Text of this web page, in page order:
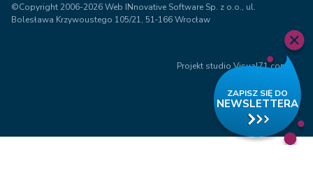
©Copyright 2006-2026 Web INnovative Software Sp. z o.o., ul.
Bolesława Krzywoustego 105/21, 51‑166 Wrocław
Projekt studio Visual71.com